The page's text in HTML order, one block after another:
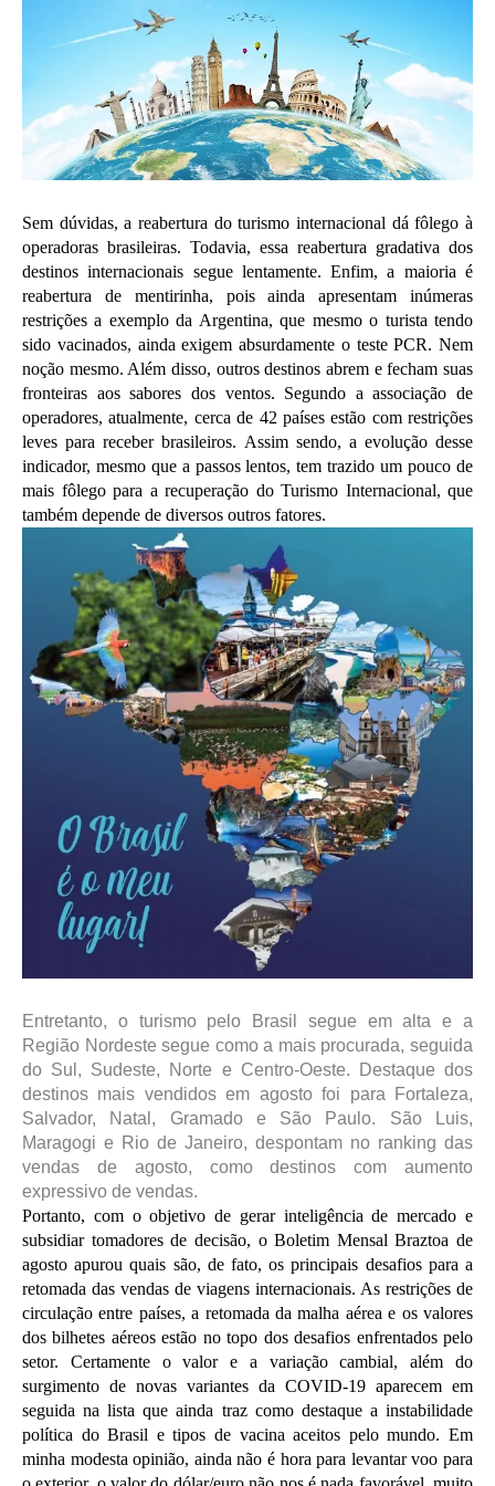
Sem dúvidas, a reabertura do turismo internacional dá fôlego à
operadoras brasileiras. Todavia, essa reabertura gradativa dos
destinos internacionais segue lentamente. Enfim, a maioria é
reabertura de mentirinha, pois ainda apresentam inúmeras
restrições a exemplo da Argentina, que mesmo o turista tendo
sido vacinados, ainda exigem absurdamente o teste PCR. Nem
noção mesmo. Além disso, outros destinos abrem e fecham suas
fronteiras aos sabores dos ventos. Segundo a associação de
operadores, atualmente, cerca de 42 países estão com restrições
leves para receber brasileiros. Assim sendo, a evolução desse
indicador, mesmo que a passos lentos, tem trazido um pouco de
mais fôlego para a recuperação do Turismo Internacional, que
também depende de diversos outros fatores.
Entretanto, o turismo pelo Brasil segue em alta e a
Região Nordeste segue como a mais procurada, seguida
do Sul, Sudeste, Norte e Centro-Oeste. Destaque dos
destinos mais vendidos em agosto foi para Fortaleza,
Salvador, Natal, Gramado e São Paulo. São Luis,
Maragogi e Rio de Janeiro, despontam no ranking das
vendas de agosto, como destinos com aumento
expressivo de vendas.
Portanto, com o objetivo de gerar inteligência de mercado e
subsidiar tomadores de decisão, o Boletim Mensal Braztoa de
agosto apurou quais são, de fato, os principais desafios para a
retomada das vendas de viagens internacionais. As restrições de
circulação entre países, a retomada da malha aérea e os valores
dos bilhetes aéreos estão no topo dos desafios enfrentados pelo
setor. Certamente o valor e a variação cambial, além do
surgimento de novas variantes da COVID-19 aparecem em
seguida na lista que ainda traz como destaque a instabilidade
política do Brasil e tipos de vacina aceitos pelo mundo. Em
minha modesta opinião, ainda não é hora para levantar voo para